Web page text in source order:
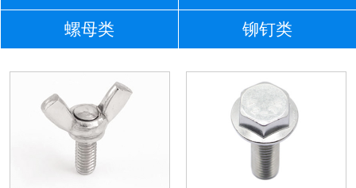
螺母类 铆钉类